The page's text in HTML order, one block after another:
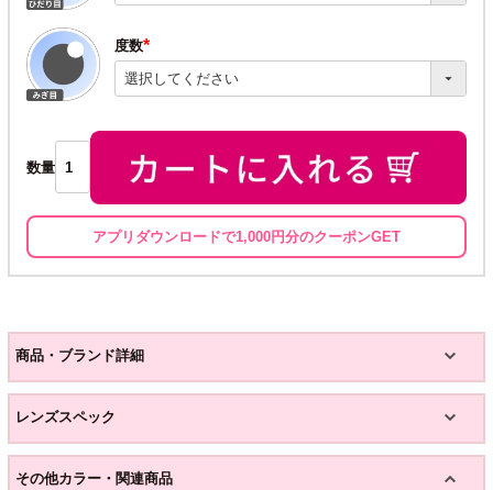
度数
(必
須)
数量
アプリダウンロードで1,000円分のクーポンGET
商品・ブランド詳細
レンズスペック
その他カラー・関連商品